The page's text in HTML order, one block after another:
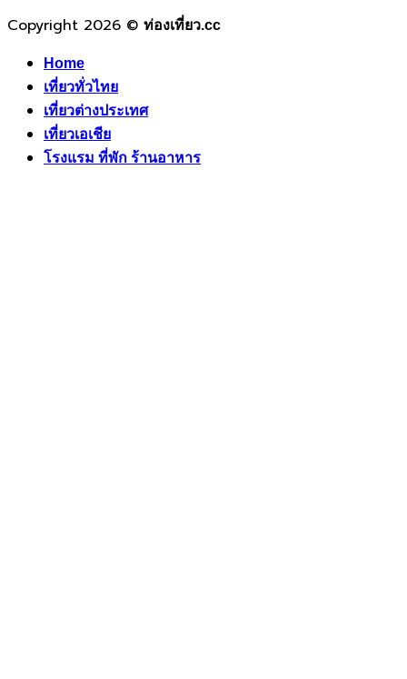
Copyright 2026 © ท่องเที่ยว.cc
Home
เที่ยวทั่วไทย
เที่ยวต่างประเทศ
เที่ยวเอเชีย
โรงแรม ที่พัก ร้านอาหาร